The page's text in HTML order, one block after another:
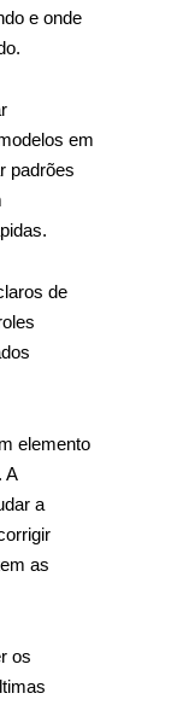
e onde
em
padrões
de
elemento
A
a
as
os